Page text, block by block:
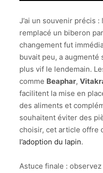
J’ai un souvenir précis :
remplacé un biberon
changement fut
buvait peu, a augmenté
plus vif le lendemain.
comme Beaphar,
facilitent la mise en
des aliments et
souhaitent éviter des
choisir, cet article offre
l’adoption du lapin.
Astuce finale :